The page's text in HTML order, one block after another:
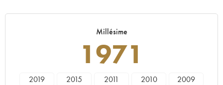
Millésime
1971
2019 2015 2011 2010
2009